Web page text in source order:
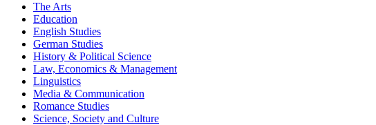
The Arts
Education
English Studies
German Studies
History & Political Science
Law, Economics & Management
Linguistics
Media & Communication
Romance Studies
Science, Society and Culture